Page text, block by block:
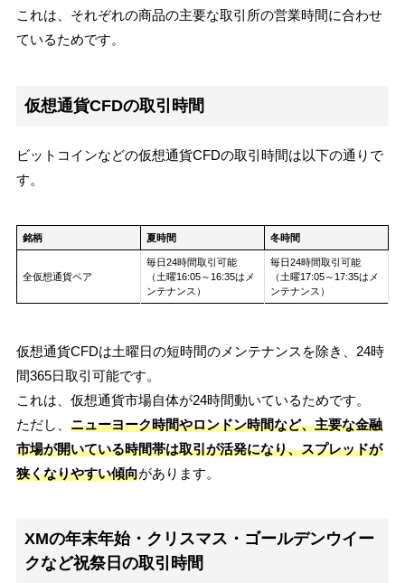
これは、それぞれの商品の主要な取引所の営業時間に合わせ
ているためです。
仮想通貨CFDの取引時間
ビットコインなどの仮想通貨CFDの取引時間は以下の通りで
す。
銘柄 夏時間 冬時間
全仮想通貨ペア
毎日24時間取引可能
（土曜16:05～16:35はメ
ンテナンス）
毎日24時間取引可能
（土曜17:05～17:35はメ
ンテナンス）
仮想通貨CFDは土曜日の短時間のメンテナンスを除き、24時
間365日取引可能です。
これは、仮想通貨市場自体が24時間動いているためです。
ただし、 ニューヨーク時間やロンドン時間など、主要な金融
市場が開いている時間帯は取引が活発になり、スプレッドが
狭くなりやすい傾向があります。
XMの年末年始・クリスマス・ゴールデンウイー
クなど祝祭日の取引時間